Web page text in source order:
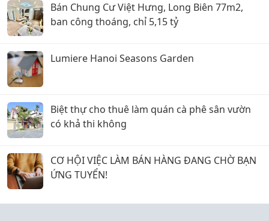
Bán Chung Cư Việt Hưng, Long Biên 77m2,
ban công thoáng, chỉ 5,15 tỷ
Lumiere Hanoi Seasons Garden
Biệt thự cho thuê làm quán cà phê sân vườn
có khả thi không
CƠ HỘI VIỆC LÀM BÁN HÀNG ĐANG CHỜ BẠN
ỨNG TUYỂN!